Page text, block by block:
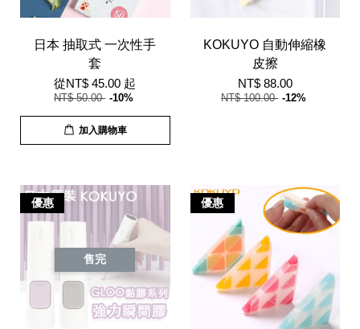
日本 抽取式 一次性手
套
從NT$ 45.00 起
NT$ 50.00 -10%
加入購物車
KOKUYO 自動伸縮橡
皮擦
NT$ 88.00
NT$ 100.00 -12%
優惠
售完
優惠